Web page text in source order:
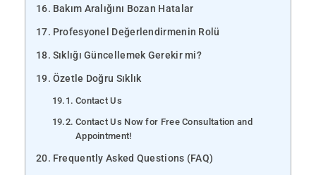
Bakım Aralığını Bozan Hatalar
Profesyonel Değerlendirmenin Rolü
Sıklığı Güncellemek Gerekir mi?
Özetle Doğru Sıklık
Contact Us
Contact Us Now for Free Consultation and
Appointment!
Frequently Asked Questions (FAQ)